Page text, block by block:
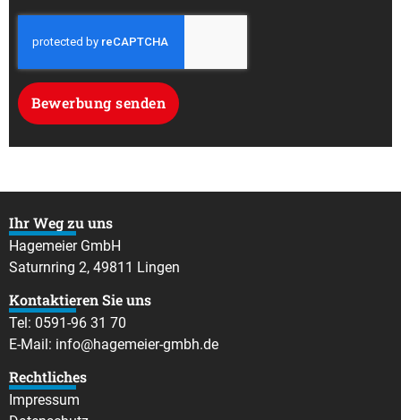
Bewerbung senden
Ihr Weg zu uns
Hagemeier GmbH
Saturnring 2, 49811 Lingen
Kontaktieren Sie uns
Tel: 0591-96 31 70
E-Mail: info@hagemeier-gmbh.de
Rechtliches
Impressum